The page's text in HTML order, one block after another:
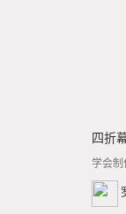
四折
学会制